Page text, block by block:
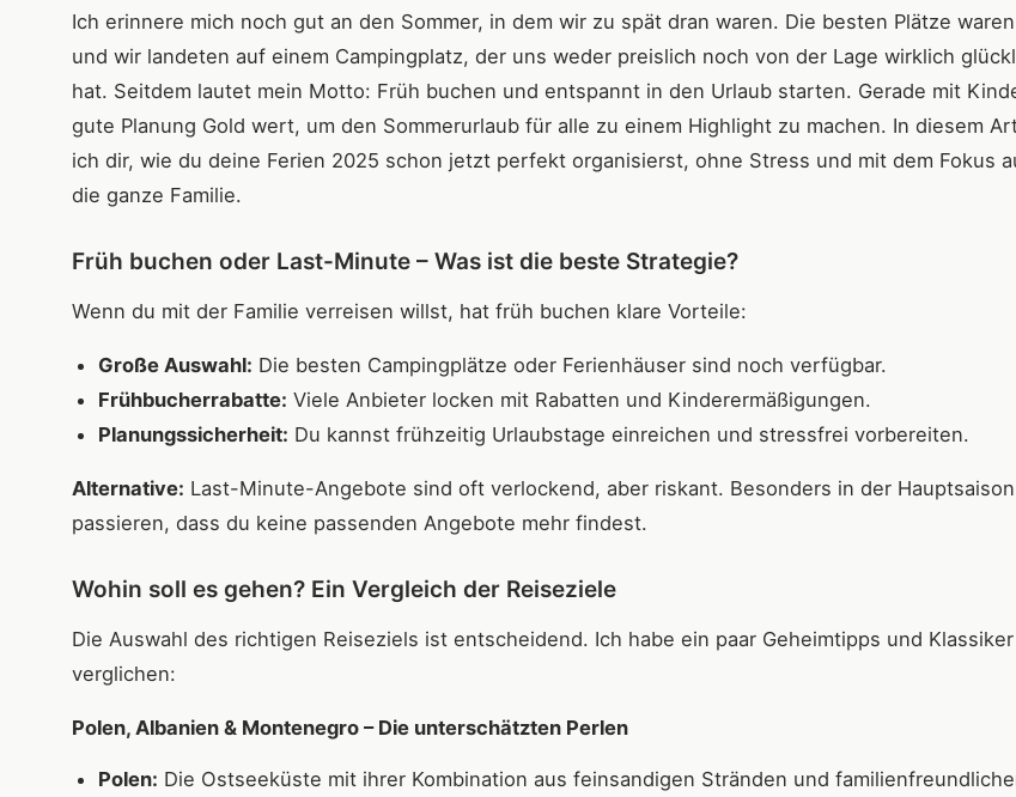
Ich erinnere mich noch gut an den Sommer, in dem wir zu spät dran waren. Die besten Plätze
und wir landeten auf einem Campingplatz, der uns weder preislich noch von der Lage wirklich
hat. Seitdem lautet mein Motto: Früh buchen und entspannt in den Urlaub starten. Gerade mit
gute Planung Gold wert, um den Sommerurlaub für alle zu einem Highlight zu machen. In diesem
ich dir, wie du deine Ferien 2025 schon jetzt perfekt organisierst, ohne Stress und mit dem Fokus
die ganze Familie.
Früh buchen oder Last-Minute – Was ist die beste Strategie?
Wenn du mit der Familie verreisen willst, hat früh buchen klare Vorteile:
Große Auswahl: Die besten Campingplätze oder Ferienhäuser sind noch verfügbar.
Frühbucherrabatte: Viele Anbieter locken mit Rabatten und Kinderermäßigungen.
Planungssicherheit: Du kannst frühzeitig Urlaubstage einreichen und stressfrei vorbereiten.
Alternative: Last-Minute-Angebote sind oft verlockend, aber riskant. Besonders in der
passieren, dass du keine passenden Angebote mehr findest.
Wohin soll es gehen? Ein Vergleich der Reiseziele
Die Auswahl des richtigen Reiseziels ist entscheidend. Ich habe ein paar Geheimtipps und
verglichen:
Polen, Albanien & Montenegro – Die unterschätzten Perlen
Polen: Die Ostseeküste mit ihrer Kombination aus feinsandigen Stränden und